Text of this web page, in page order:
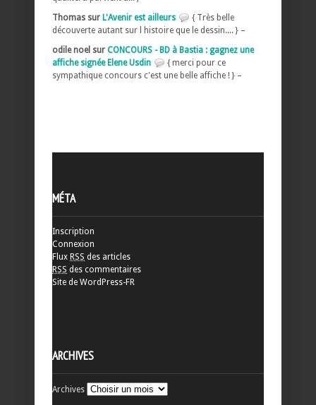
Thomas sur L'Avenir est ailleurs
{ Très belle
découverte autant sur l histoire que le dessin.... } –
odile noel sur CONCOURS - BD à Bastia : gagnez une
affiche signée Elene Usdin
{ merci pour ce
sympathique concours c'est une belle affiche ! } –
MÉTA
Inscription
Connexion
Flux RSS des articles
RSS des commentaires
Site de WordPress-FR
ARCHIVES
Archives